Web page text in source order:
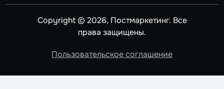
Copyright © 2026, Постмаркетинг. Все
права защищены.
Пользовательское соглашение